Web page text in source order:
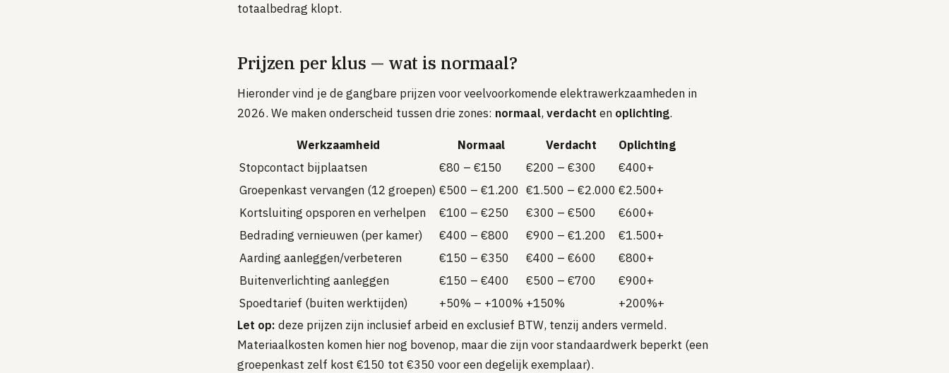
totaalbedrag klopt.
Prijzen per klus — wat is normaal?
Hieronder vind je de gangbare prijzen voor veelvoorkomende elektrawerkzaamheden in
2026. We maken onderscheid tussen drie zones: normaal, verdacht en oplichting.
Werkzaamheid Normaal Verdacht
Oplichting
Stopcontact bijplaatsen
€80 – €150 €200 – €300
€400+
Groepenkast vervangen (12 groepen) €500 – €1.200 €1.500 – €2.000 €2.500+
Kortsluiting opsporen en verhelpen
€100 – €250 €300 – €500
€600+
Bedrading vernieuwen (per kamer)
€400 – €800 €900 – €1.200
€1.500+
Aarding aanleggen/verbeteren
€150 – €350 €400 – €600
€800+
Buitenverlichting aanleggen
€150 – €400 €500 – €700
€900+
Spoedtarief (buiten werktijden)
+50% – +100% +150%
+200%+
Let op: deze prijzen zijn inclusief arbeid en exclusief BTW, tenzij anders vermeld.
Materiaalkosten komen hier nog bovenop, maar die zijn voor standaardwerk beperkt (een
groepenkast zelf kost €150 tot €350 voor een degelijk exemplaar).